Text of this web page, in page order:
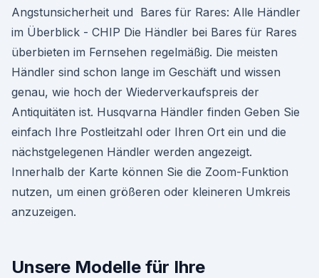
Angstunsicherheit und Bares für Rares: Alle Händler
im Überblick - CHIP Die Händler bei Bares für Rares
überbieten im Fernsehen regelmäßig. Die meisten
Händler sind schon lange im Geschäft und wissen
genau, wie hoch der Wiederverkaufspreis der
Antiquitäten ist. Husqvarna Händler finden Geben Sie
einfach Ihre Postleitzahl oder Ihren Ort ein und die
nächstgelegenen Händler werden angezeigt.
Innerhalb der Karte können Sie die Zoom-Funktion
nutzen, um einen größeren oder kleineren Umkreis
anzuzeigen.
Unsere Modelle für Ihre